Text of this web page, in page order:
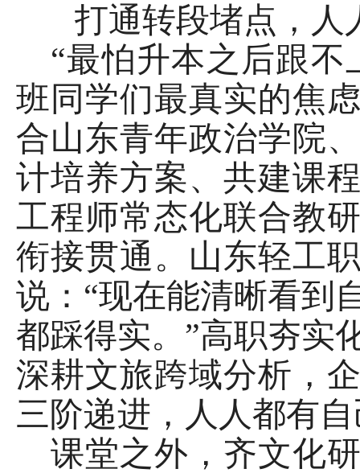
打通转段堵点，人
“最怕升本之后跟
班同学们最真实的焦
合山东青年政治学院
计培养方案、共建课
工程师常态化联合教
衔接贯通。山东轻工
说：“现在能清晰看到
都踩得实。”高职夯实
深耕文旅跨域分析，
三阶递进，人人都有
课堂之外，齐文化